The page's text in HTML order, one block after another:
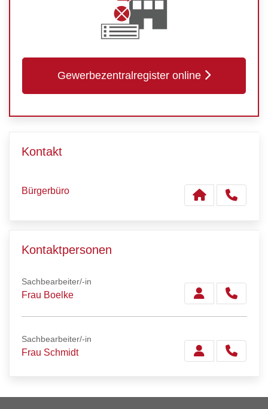
Gewerbezentralregister online
Kontakt
Bürgerbüro
Kontaktpersonen
Sachbearbeiter/-in
Frau Boelke
Sachbearbeiter/-in
Frau Schmidt